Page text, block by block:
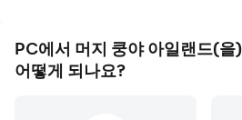
PC에서 머지 쿵야 아일랜드(
어떻게 되나요?